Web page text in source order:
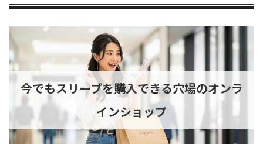
今でもスリープを購入できる穴場のオンラ
インショップ